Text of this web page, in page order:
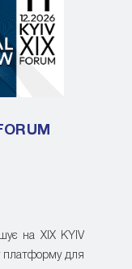
на XIX KYIV
платформу для